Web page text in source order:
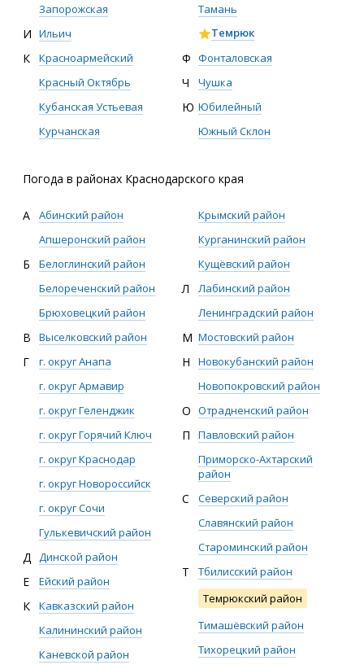
Запорожская
И Ильич
К
Красноармейский
Красный Октябрь
Кубанская Устьевая
Курчанская
Тамань
Темрюк
Ф Фонталовская
Ч Чушка
Ю Юбилейный
Южный Склон
Погода в районах Краснодарского края
А
Абинский район
Апшеронский район
Б
Белоглинский район
Белореченский район
Брюховецкий район
В Выселковский район
Г
г. округ Анапа
г. округ Армавир
г. округ Геленджик
г. округ Горячий Ключ
г. округ Краснодар
г. округ Новороссийск
г. округ Сочи
Гулькевичский район
Д Динской район
Е Ейский район
К
Кавказский район
Калининский район
Каневской район
Крымский район
Курганинский район
Кущёвский район
Л
Лабинский район
Ленинградский район
М Мостовский район
Н
Новокубанский район
Новопокровский район
О Отрадненский район
П
Павловский район
Приморско-Ахтарский
район
С
Северский район
Славянский район
Староминский район
Т
Тбилисский район
Темрюкский район
Тимашёвский район
Тихорецкий район